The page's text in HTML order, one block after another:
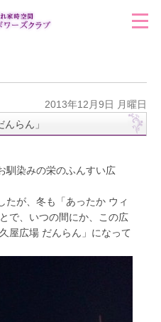
2013年12月9日 月曜日
らん」
馴染みの栄のふんすい広
たが、冬も「あったか ウィ
で、いつの間にか、この広
屋広場 だんらん」になって